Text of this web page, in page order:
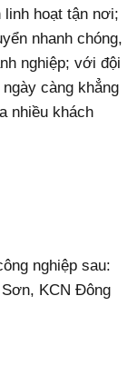
hoạt tận nơi;
nhanh chóng,
nghiệp; với đội
càng khẳng
nhiều khách
nghiệp sau:
KCN Đông